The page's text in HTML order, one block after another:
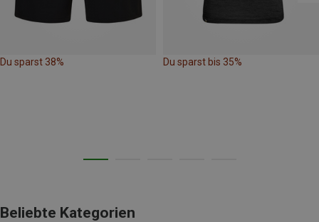
Du sparst 38% Du sparst bis 35%
Beliebte Kategorien